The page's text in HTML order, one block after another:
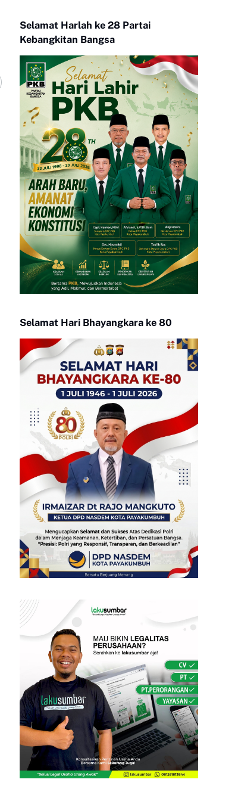
Selamat Harlah ke 28 Partai
Kebangkitan Bangsa
Selamat Hari Bhayangkara ke 80